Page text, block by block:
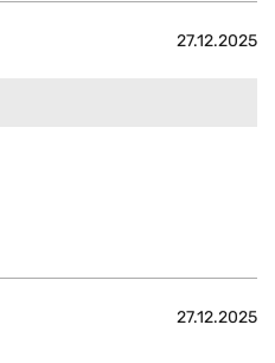
27.12.2025
27.12.2025